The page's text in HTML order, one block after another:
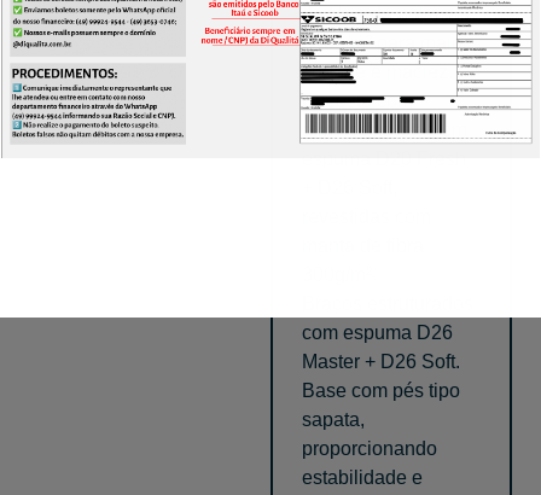
de fibra de poliéster
300g/m² para maior
suporte e maciez.
Encosto com
almofadas fixas em
com espuma D26
Master + D26 Soft.
Base com pés tipo
sapata,
proporcionando
estabilidade e